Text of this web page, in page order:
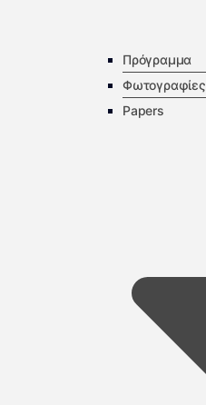
Πρόγραμμα
Φωτογραφίες
Papers